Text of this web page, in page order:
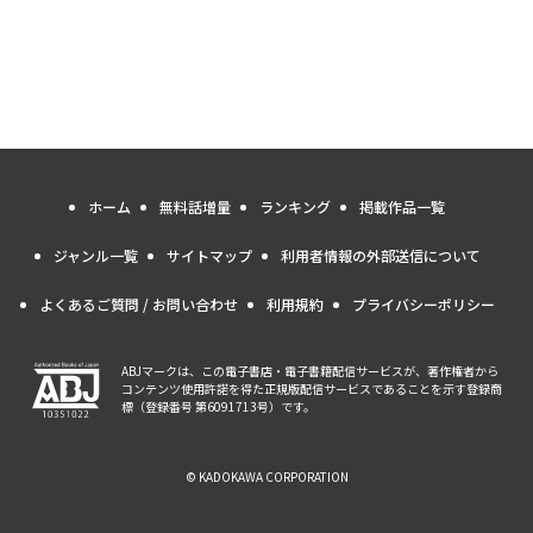
ホーム 無料話増量 ランキング 掲載作品一覧
ジャンル一覧 サイトマップ 利用者情報の外部送信について
よくあるご質問 / お問い合わせ 利用規約 プライバシーポリシー
ABJマークは、この電子書店・電子書籍配信サービスが、著作権者から
コンテンツ使用許諾を得た正規版配信サービスであることを示す登録商
標（登録番号 第6091713号）です。
© KADOKAWA CORPORATION